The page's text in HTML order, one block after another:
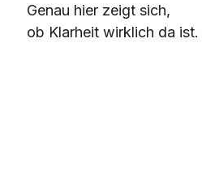
Genau hier zeigt sich,
ob Klarheit wirklich da ist.